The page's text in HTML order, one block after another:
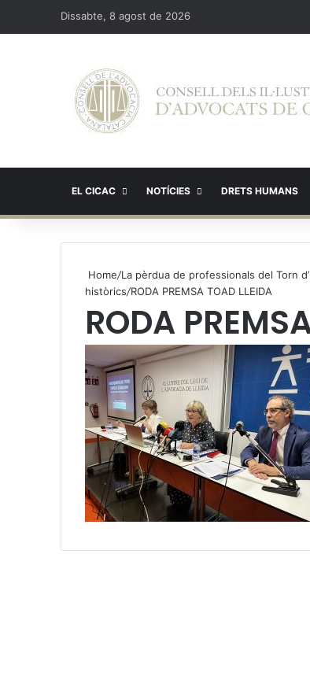
Dissabte, 8 agost de 2026
EL CICAC NOTÍCIES DRETS HUMANS
Home/La pèrdua de professionals del Torn
històrics/RODA PREMSA TOAD LLEIDA
RODA